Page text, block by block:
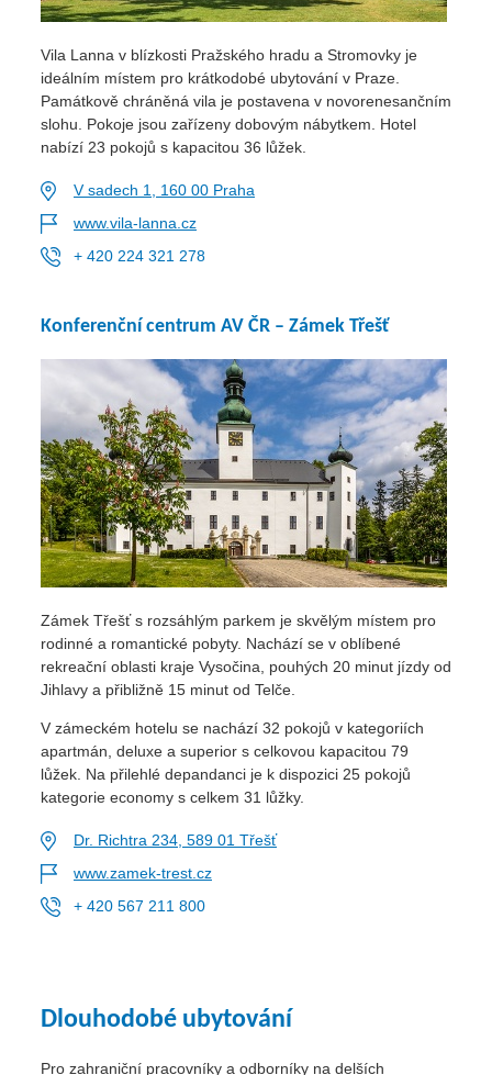
Vila Lanna v blízkosti Pražského hradu a Stromovky je
ideálním místem pro krátkodobé ubytování v Praze.
Památkově chráněná vila je postavena v novorenesančním
slohu. Pokoje jsou zařízeny dobovým nábytkem. Hotel
nabízí 23 pokojů s kapacitou 36 lůžek.
V sadech 1, 160 00 Praha
www.vila-lanna.cz
+ 420 224 321 278
Konferenční centrum AV ČR – Zámek Třešť
Zámek Třešť s rozsáhlým parkem je skvělým místem pro
rodinné a romantické pobyty. Nachází se v oblíbené
rekreační oblasti kraje Vysočina, pouhých 20 minut jízdy od
Jihlavy a přibližně 15 minut od Telče.
V zámeckém hotelu se nachází 32 pokojů v kategoriích
apartmán, deluxe a superior s celkovou kapacitou 79
lůžek. Na přilehlé depandanci je k dispozici 25 pokojů
kategorie economy s celkem 31 lůžky.
Dr. Richtra 234, 589 01 Třešť
www.zamek-trest.cz
+ 420 567 211 800
Dlouhodobé ubytování
Pro zahraniční pracovníky a odborníky na delších